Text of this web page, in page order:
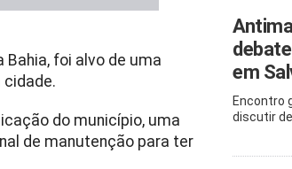
Bahia, foi alvo de uma
cidade.
do município, uma
de manutenção para ter
em
Encontro
discutir